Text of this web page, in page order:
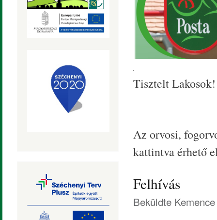
Tisztelt Lakosok!
Az orvosi,
kattintva érhető
Felhívás
Beküldte